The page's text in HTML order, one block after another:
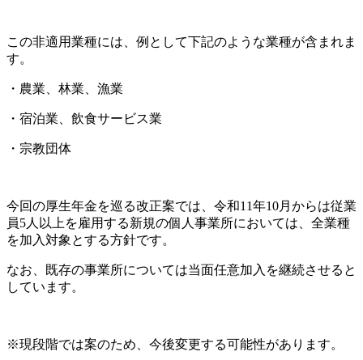
この非適用業種には、例として下記のような業種が含まれま
す。
・農業、林業、漁業
・宿泊業、飲食サービス業
・宗教団体
今回の厚生年金を巡る改正案では、令和11年10月からは従業
員5人以上を雇用する新規の個人事業所においては、全業種
を加入対象とする方針です。
なお、既存の事業所については当面任意加入を継続させると
しています。
※現段階では案のため、今後変更する可能性があります。